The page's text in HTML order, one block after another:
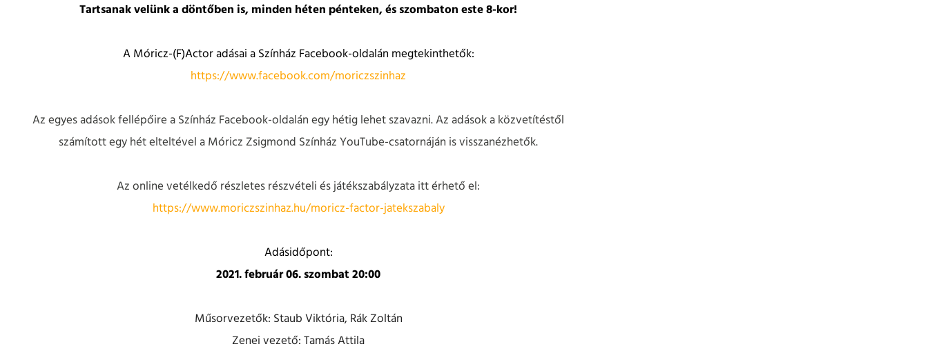
Tartsanak velünk a döntőben is, minden héten pénteken, és szombaton este 8-kor!
A Móricz-(F)Actor adásai a Színház Facebook-oldalán megtekinthetők:
https://www.facebook.com/moriczszinhaz
Az egyes adások fellépőire a Színház Facebook-oldalán egy hétig lehet szavazni. Az adások a közvetítéstől
számított egy hét elteltével a Móricz Zsigmond Színház YouTube-csatornáján is visszanézhetők.
Az online vetélkedő részletes részvételi és játékszabályzata itt érhető el:
https://www.moriczszinhaz.hu/moricz-factor-jatekszabaly
Adásidőpont:
2021. február 06. szombat 20:00
Műsorvezetők: Staub Viktória, Rák Zoltán
Zenei vezető: Tamás Attila